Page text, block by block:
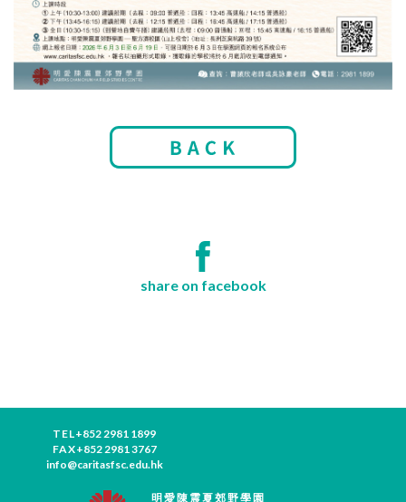
share on facebook
TEL+852 2981 1899
FAX+852 2981 3767
info@caritasfsc.edu.hk
明愛陳震夏郊野學園